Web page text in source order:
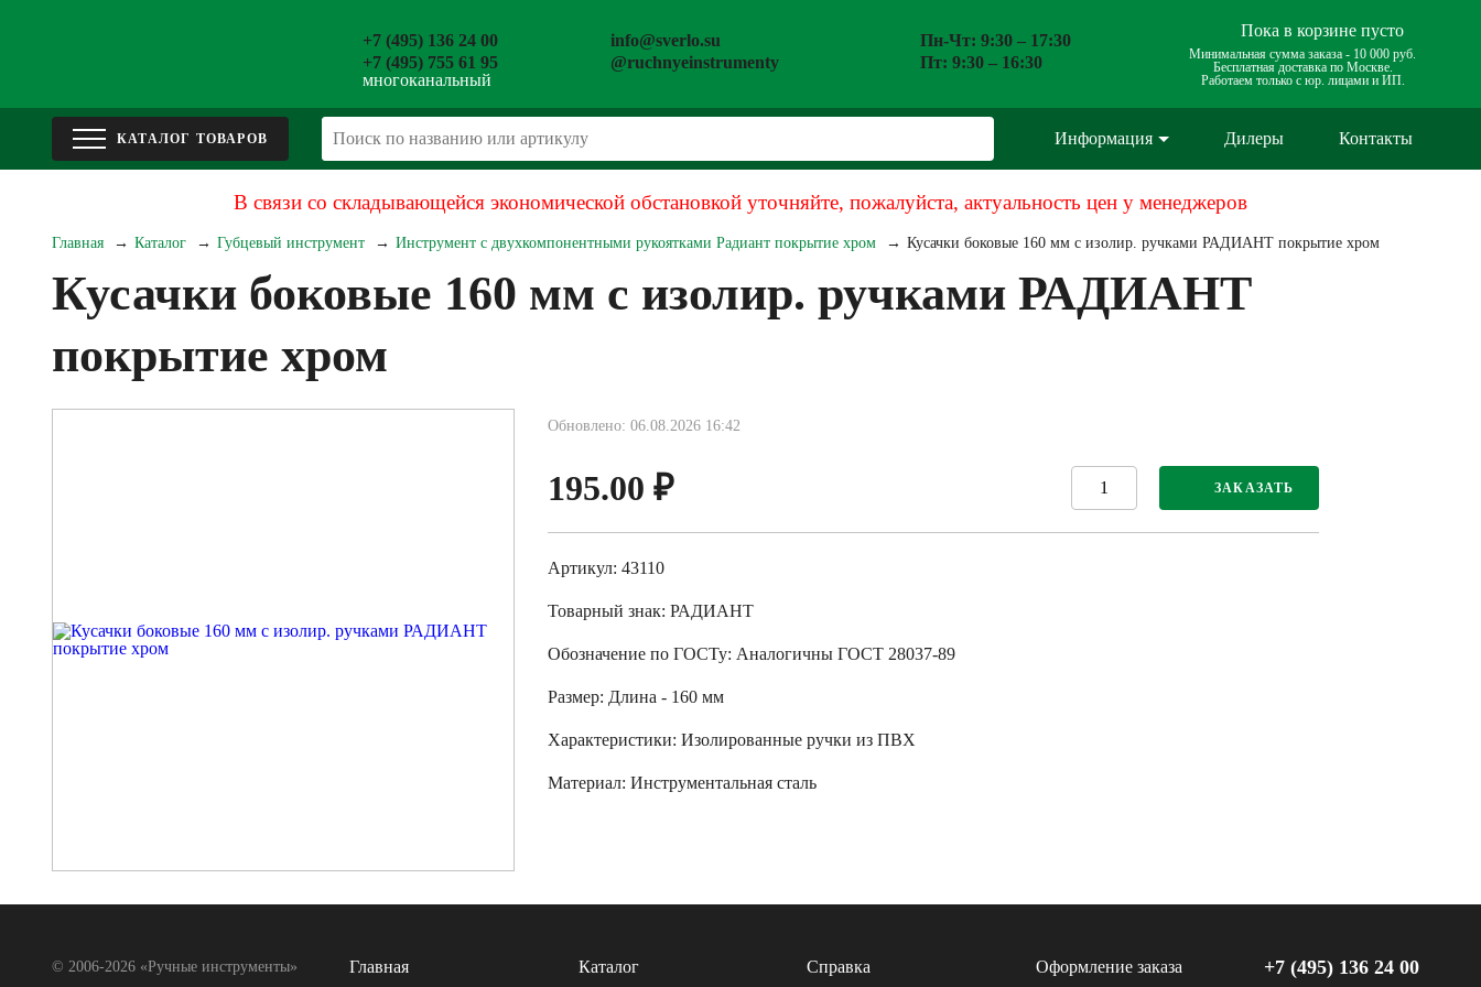
+7 (495) 136 24 00
+7 (495) 755 61 95
многоканальный
info@sverlo.su
@ruchnyeinstrumenty
Пн-Чт: 9:30 – 17:30
Пт: 9:30 – 16:30
Пока в корзине пусто
Минимальная сумма заказа - 10 000 руб.
Бесплатная доставка по Москве.
Работаем только с юр. лицами и ИП.
Информация Дилеры Контакты
В связи со складывающейся экономической обстановкой уточняйте, пожалуйста, актуальность цен у менеджеров
Главная Каталог Губцевый инструмент Инструмент с двухкомпонентными рукоятками Радиант покрытие хром Кусачки боковые 160 мм с изолир. ручками РАДИАНТ покрытие хром
Кусачки боковые 160 мм с изолир. ручками РАДИАНТ
покрытие хром
Обновлено: 06.08.2026 16:42
195.00 ₽ ЗАКАЗАТЬ
Артикул: 43110
Товарный знак: РАДИАНТ
Обозначение по ГОСТу: Аналогичны ГОСТ 28037-89
Размер: Длина - 160 мм
Характеристики: Изолированные ручки из ПВХ
Материал: Инструментальная сталь
© 2006-2026 «Ручные инструменты»
Главная Каталог Справка
Оформление заказа
+7 (495) 136 24 00